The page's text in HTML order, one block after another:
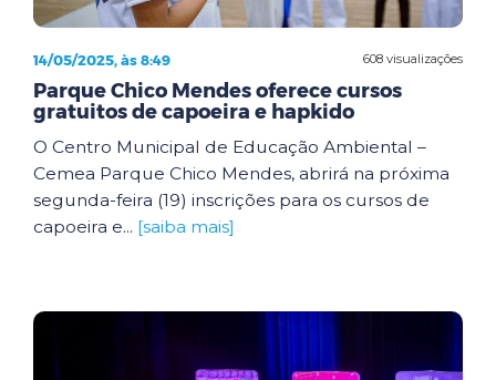
608 visualizações
14/05/2025, às 8:49
Parque Chico Mendes oferece cursos
gratuitos de capoeira e hapkido
O Centro Municipal de Educação Ambiental –
Cemea Parque Chico Mendes, abrirá na próxima
segunda-feira (19) inscrições para os cursos de
capoeira e... [saiba mais]